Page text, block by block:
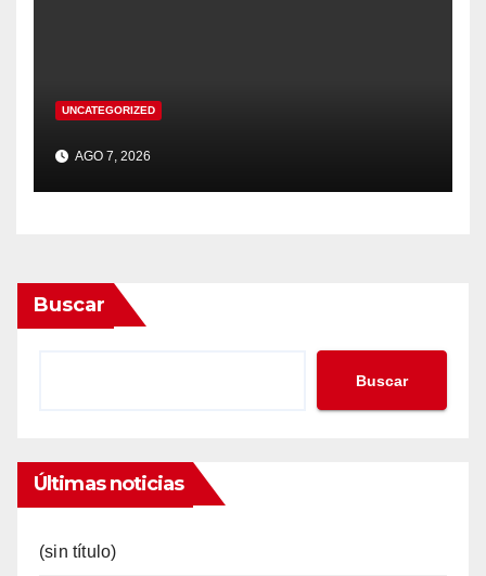
UNCATEGORIZED
AGO 7, 2026
Buscar
Buscar
Últimas noticias
(sin título)